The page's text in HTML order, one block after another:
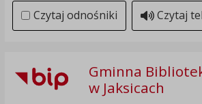
Czytaj odnośniki Czytaj
Gminna
w Jaksicach